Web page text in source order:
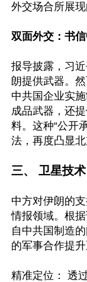
外交场合所展
双面外交：书
报导披露，习
朗提供武器。
中共国企业实
成品武器，还
料。这种“公开
法，再度凸显
三、 卫星技
中方对伊朗的
情报领域。根
自中共国制造
的军事合作提
精准定位： 透